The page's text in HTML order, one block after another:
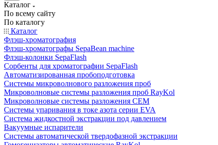
Каталог
По всему сайту
По каталогу
Каталог
Флэш-хроматография
Флэш-хроматографы SepaBean machine
Флэш-колонки SepaFlash
Сорбенты для хроматографии SepaFlash
Автоматизированная пробоподготовка
Системы микроволнового разложения проб
Микроволновые системы разложения проб RayKol
Микроволновые системы разложения CEM
Системы упаривания в токе азота серии EVA
Система жидкостной экстракции под давлением
Вакуумные испарители
Системы автоматической твердофазной экстракции